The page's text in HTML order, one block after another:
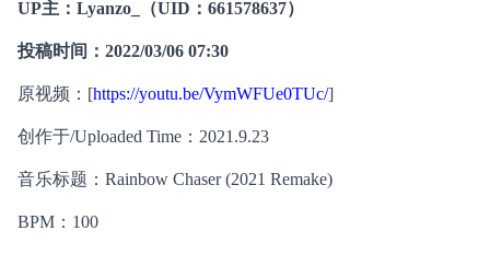
UP主：Lyanzo_（UID：661578637）
投稿时间：2022/03/06 07:30
原视频：[https://youtu.be/VymWFUe0TUc/]
创作于/Uploaded Time：2021.9.23
音乐标题：Rainbow Chaser (2021 Remake)
BPM：100